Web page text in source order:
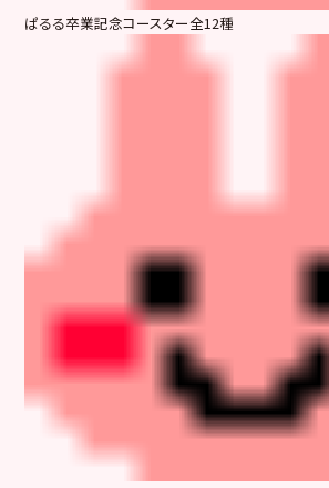
ぱるる卒業記念コースター全12種